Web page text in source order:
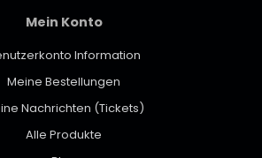
Mein Konto
Information
Meine Bestellungen
Nachrichten (Tickets)
Alle Produkte